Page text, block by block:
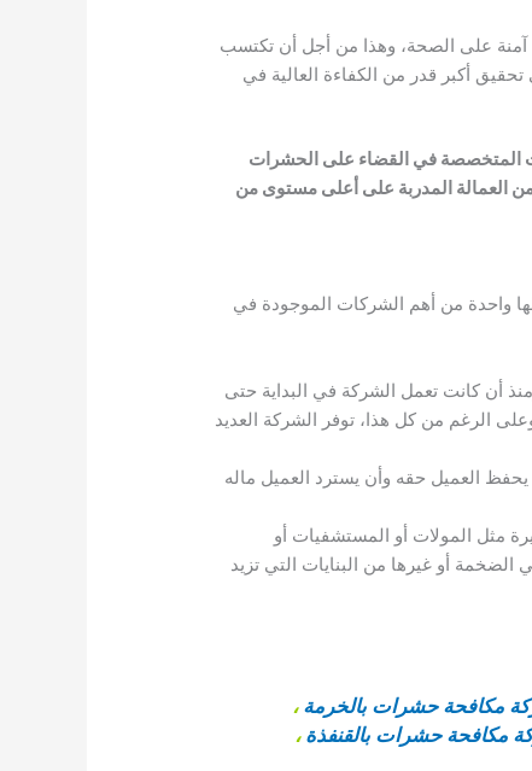
آمنة على الصحة، وهذا من أجل أن تكتسب
أكبر قدر من الكفاءة العالية في
المتخصصة في القضاء على الحشرات
العمالة المدربة على أعلى مستوى من
واحدة من أهم الشركات الموجودة في
أن كانت تعمل الشركة في البداية حتى
الرغم من كل هذا، توفر الشركة العديد
العميل حقه وأن يسترد العميل ماله
مثل المولات أو المستشفيات أو
الضخمة أو غيرها من البنايات التي تزيد
مكافحة حشرات بالخرمة ،
مكافحة حشرات بالقنفذة ،